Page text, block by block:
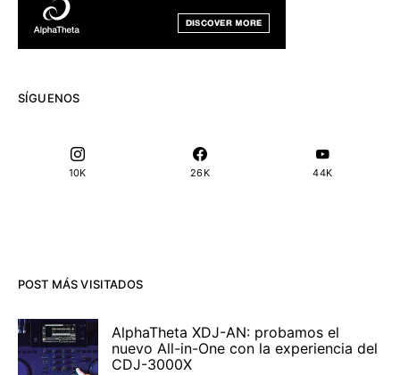
SÍGUENOS
10K 26K 44K
POST MÁS VISITADOS
AlphaTheta XDJ-AN: probamos el
nuevo All-in-One con la experiencia del
CDJ-3000X